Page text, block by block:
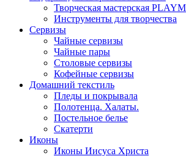
Творческая мастерская
Инструменты для творчества
Cервизы
Чайные сервизы
Чайные пары
Столовые сервизы
Кофейные сервизы
Домашний текстиль
Пледы и покрывала
Полотенца. Халаты.
Постельное белье
Скатерти
Иконы
Иконы Иисуса Христа